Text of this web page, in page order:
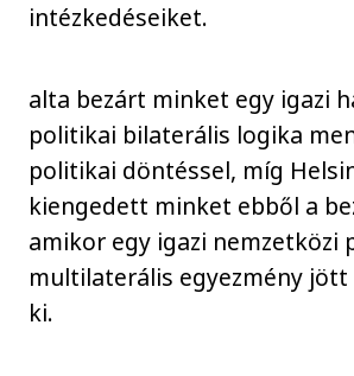
intézkedéseiket.
alta bezárt minket egy igazi
politikai bilaterális logika
politikai döntéssel, míg
kiengedett minket ebből a
amikor egy igazi nemzetközi
multilaterális egyezmény
ki.